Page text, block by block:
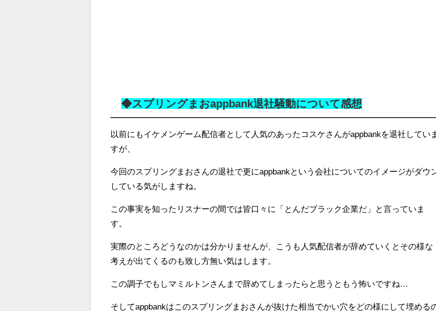
◆スプリングまおappbank退社騒動について感想
以前にもイケメンゲーム配信者として人気のあったコスケさんがappbankを退社してい
すが、
今回のスプリングまおさんの退社で更にappbankという会社についてのイメージがダウ
している気がしますね。
この事実を知ったリスナーの間では皆口々に「とんだブラック企業だ」と言っていま
す。
実際のところどうなのかは分かりませんが、こうも人気配信者が辞めていくとその様な
考えが出てくるのも致し方無い気はします。
この調子でもしマミルトンさんまで辞めてしまったらと思うともう怖いですね…
そしてappbankはこのスプリングまおさんが抜けた相当でかい穴をどの様にして埋める